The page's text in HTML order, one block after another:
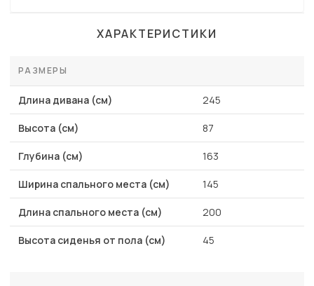
ХАРАКТЕРИСТИКИ
РАЗМЕРЫ
Длина дивана (см) 245
Высота (см) 87
Глубина (см) 163
Ширина спального места (см) 145
Длина спального места (см) 200
Высота сиденья от пола (см) 45